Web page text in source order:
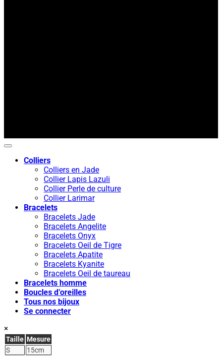
Colliers
Colliers en Jade
Collier Lapis Lazuli
Collier Perle de culture
Collier Larimar
Bracelets
Bracelets Jade
Bracelets Angelite
Bracelets Onyx
Bracelets Oeil de Tigre
Bracelets Apatite
Bracelets Kyanite
Bracelets Oeil de taureau
Bracelets homme
Boucles d’oreilles
Tous nos bijoux
Se connecter
×
Taille Mesure
S
15cm